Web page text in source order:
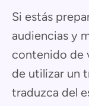
Si estás
audiencias y
contenido de
de utilizar un
traduzca del